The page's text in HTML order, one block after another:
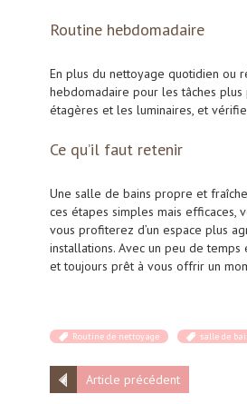
Routine hebdomadaire
En plus du nettoyage quotidien ou
hebdomadaire pour les tâches
étagères et les luminaires, et
Ce qu’il faut retenir
Une salle de bains propre et
ces étapes simples mais efficaces,
vous profiterez d’un espace plus
installations. Avec un peu de
et toujours prêt à vous offrir un
Routine de nettoyage salle de
Article précédent